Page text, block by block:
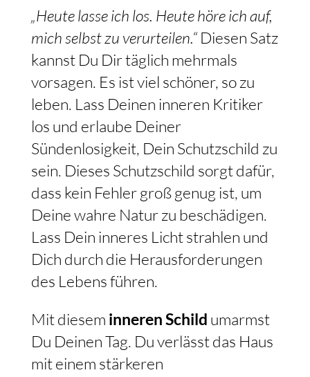
„Heute lasse ich los. Heute höre ich auf,
mich selbst zu verurteilen.“Diesen Satz
kannst Du Dir täglich mehrmals
vorsagen. Es ist viel schöner, so zu
leben. Lass Deinen inneren Kritiker
los und erlaube Deiner
Sündenlosigkeit, Dein Schutzschild zu
sein. Dieses Schutzschild sorgt dafür,
dass kein Fehler groß genug ist, um
Deine wahre Natur zu beschädigen.
Lass Dein inneres Licht strahlen und
Dich durch die Herausforderungen
des Lebens führen.
Mit diesem inneren Schild umarmst
Du Deinen Tag. Du verlässt das Haus
mit einem stärkeren